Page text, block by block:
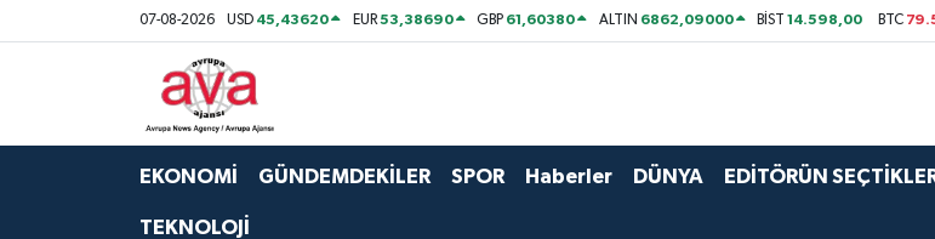
07-08-2026 USD 45,43620 EUR53,38690 GBP 61,60380 ALTIN 6862,09000 BİST14.598,00 BTC
EKONOMİ GÜNDEMDEKİLER SPOR Haberler DÜNYA EDİTÖRÜN
TEKNOLOJİ
Nöbetçi Eczaneler
Namaz Vakitleri